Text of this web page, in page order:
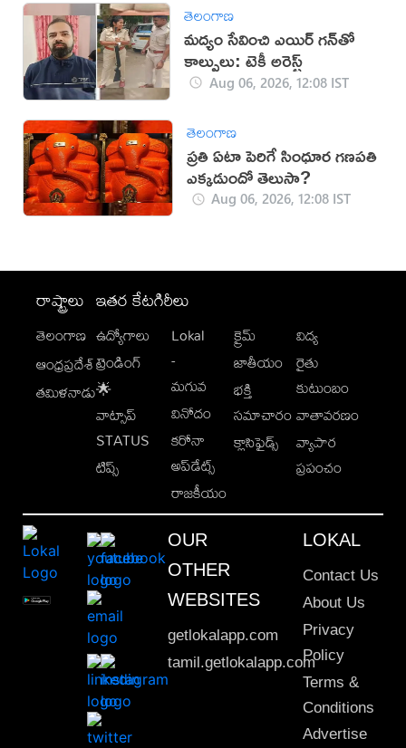
తెలంగాణ
మద్యం సేవించి ఎయిర్ గన్‌తో
కాల్పులు: టెకీ అరెస్ట్
Aug 06, 2026, 12:08 IST
తెలంగాణ
ప్రతి ఏటా పెరిగే సింధూర గణపతి
ఎక్కడుందో తెలుసా?
Aug 06, 2026, 12:08 IST
రాష్ట్రాలు
తెలంగాణ
ఆంధ్రప్రదేశ్
తమిళనాడు
ఇతర కేటగిరీలు
ఉద్యోగాలు
ట్రెండింగ్
🌟
వాట్సాప్
STATUS
టిప్స్
Lokal
-
మగువ
వినోదం
కరోనా
అప్‌డేట్స్
రాజకీయం
క్రైమ్
జాతీయం
భక్తి
సమాచారం
క్లాసిఫైడ్స్
విద్య
రైతు
కుటుంబం
వాతావరణం
వ్యాపార
ప్రపంచం
OUR
OTHER
WEBSITES
getlokalapp.com
tamil.getlokalapp.com
LOKAL
Contact Us
About Us
Privacy
Policy
Terms &
Conditions
Advertise